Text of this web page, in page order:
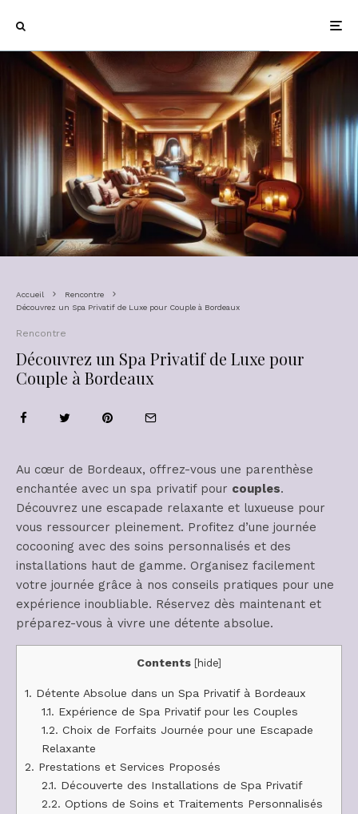
Accueil
Rencontre
Découvrez un Spa Privatif de Luxe pour Couple à Bordeaux
Rencontre
Découvrez un Spa Privatif de Luxe pour
Couple à Bordeaux
Au cœur de Bordeaux, offrez-vous une parenthèse
enchantée avec un spa privatif pour couples.
Découvrez une escapade relaxante et luxueuse pour
vous ressourcer pleinement. Profitez d’une journée
cocooning avec des soins personnalisés et des
installations haut de gamme. Organisez facilement
votre journée grâce à nos conseils pratiques pour une
expérience inoubliable. Réservez dès maintenant et
préparez-vous à vivre une détente absolue.
Contents [hide]
1. Détente Absolue dans un Spa Privatif à Bordeaux
1.1. Expérience de Spa Privatif pour les Couples
1.2. Choix de Forfaits Journée pour une Escapade
Relaxante
2. Prestations et Services Proposés
2.1. Découverte des Installations de Spa Privatif
2.2. Options de Soins et Traitements Personnalisés